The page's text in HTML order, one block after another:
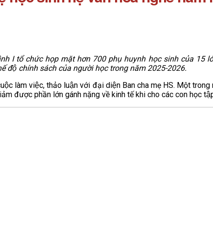
I tổ chức họp mặt hơn 700 phụ huynh học sinh của 15
độ chính sách của người học trong năm 2025-2026.
làm việc, thảo luận với đại diện Ban cha mẹ HS. Một
được phần lớn gánh nặng về kinh tế khi cho các con học